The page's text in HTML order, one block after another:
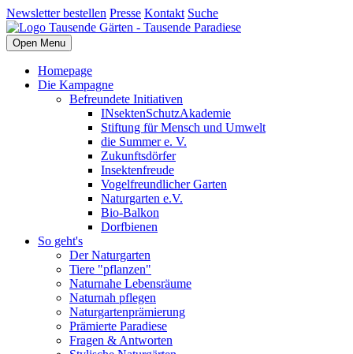
Newsletter bestellen Presse Kontakt Suche
Open Menu
Homepage
Die Kampagne
Befreundete Initiativen
INsektenSchutzAkademie
Stiftung für Mensch und Umwelt
die Summer e. V.
Zukunftsdörfer
Insektenfreude
Vogelfreundlicher Garten
Naturgarten e.V.
Bio-Balkon
Dorfbienen
So geht's
Der Naturgarten
Tiere "pflanzen"
Naturnahe Lebensräume
Naturnah pflegen
Naturgartenprämierung
Prämierte Paradiese
Fragen & Antworten